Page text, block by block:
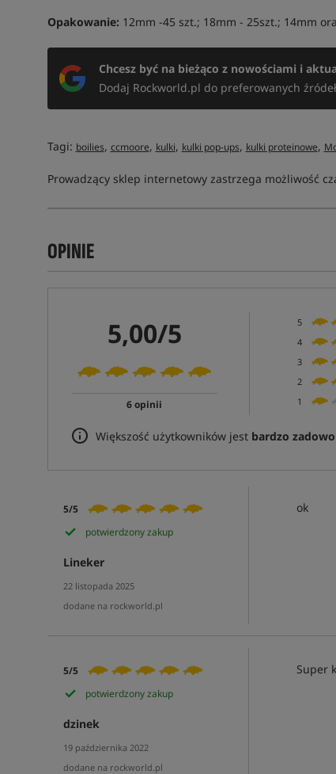
Opakowanie: 12mm -45 szt.; 18mm - 25szt.; 14mm
Chcesz być na bieżąco z nowościami i
Dodaj Rockworld.pl do preferowanych
Tagi: boilies, ccmoore, kulki, kulki pop-ups, kulki proteinowe,
Prowadzący sklep internetowy zastrzega możliwość
OPINIE
5,00/5
6 opinii
5
4
3
2
1
Większość użytkowników jest bardzo
5/5
potwierdzony zakup
Lineker
22 listopada 2025
dodane na rockworld.pl
ok
5/5
potwierdzony zakup
dzinek
19 października 2022
dodane na rockworld.pl
Super